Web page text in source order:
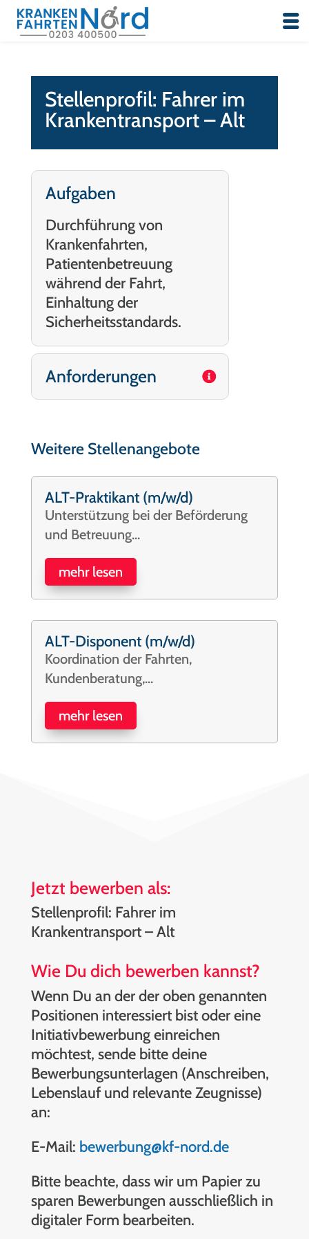
Stellenprofil: Fahrer im
Krankentransport – Alt
Aufgaben
Durchführung von
Krankenfahrten,
Patientenbetreuung
während der Fahrt,
Einhaltung der
Sicherheitsstandards.
Anforderungen
Weitere Stellenangebote
ALT-Praktikant (m/w/d)
Unterstützung bei der Beförderung
und Betreuung...
mehr lesen
ALT-Disponent (m/w/d)
Koordination der Fahrten,
Kundenberatung,...
mehr lesen
Jetzt bewerben als:
Stellenprofil: Fahrer im
Krankentransport – Alt
Wie Du dich bewerben kannst?
Wenn Du an der der oben genannten
Positionen interessiert bist oder eine
Initiativbewerbung einreichen
möchtest, sende bitte deine
Bewerbungsunterlagen (Anschreiben,
Lebenslauf und relevante Zeugnisse)
an:
E-Mail: bewerbung@kf-nord.de
Bitte beachte, dass wir um Papier zu
sparen Bewerbungen ausschließlich in
digitaler Form bearbeiten.